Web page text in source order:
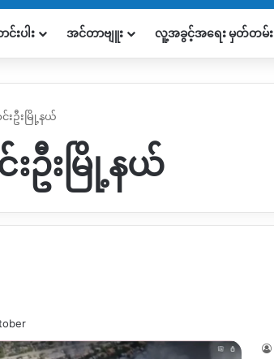
င်းပါး အင်တာဗျူး လူ့အခွင့်အရေး မှတ်တမ်း
င်းဦးမြို့နယ်
းဦးမြို့နယ်